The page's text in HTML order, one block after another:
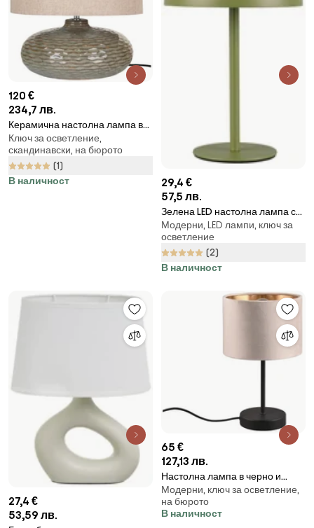
120 €
234,7 лв.
Керамична настолна лампа в
цвят каки с текстилен абажур
(височина 44 cm) Oldham -
House Nordic
Ключ за осветление,
скандинавски, на бюрото
(1)
В наличност
29,4 €
57,5 лв.
Зелена LED настолна лампа с
метален абажур (височина 21
cm) Munoz – Reality
Модерни, LED лампи, ключ за
осветление
(2)
В наличност
27,4 €
53,59 лв.
65 €
127,13 лв.
Настолна лампа в черно и
бежово (височина 33 cm)
Julieta - Trio
Модерни, ключ за осветление,
на бюрото
В наличност